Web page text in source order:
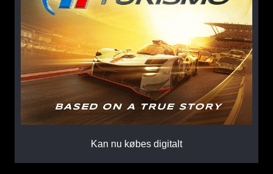
Kan nu købes digitalt